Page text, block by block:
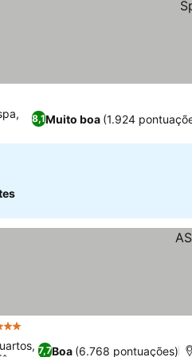
8,1Muito boa (1.924
7,7Boa (6.768 pontuações)